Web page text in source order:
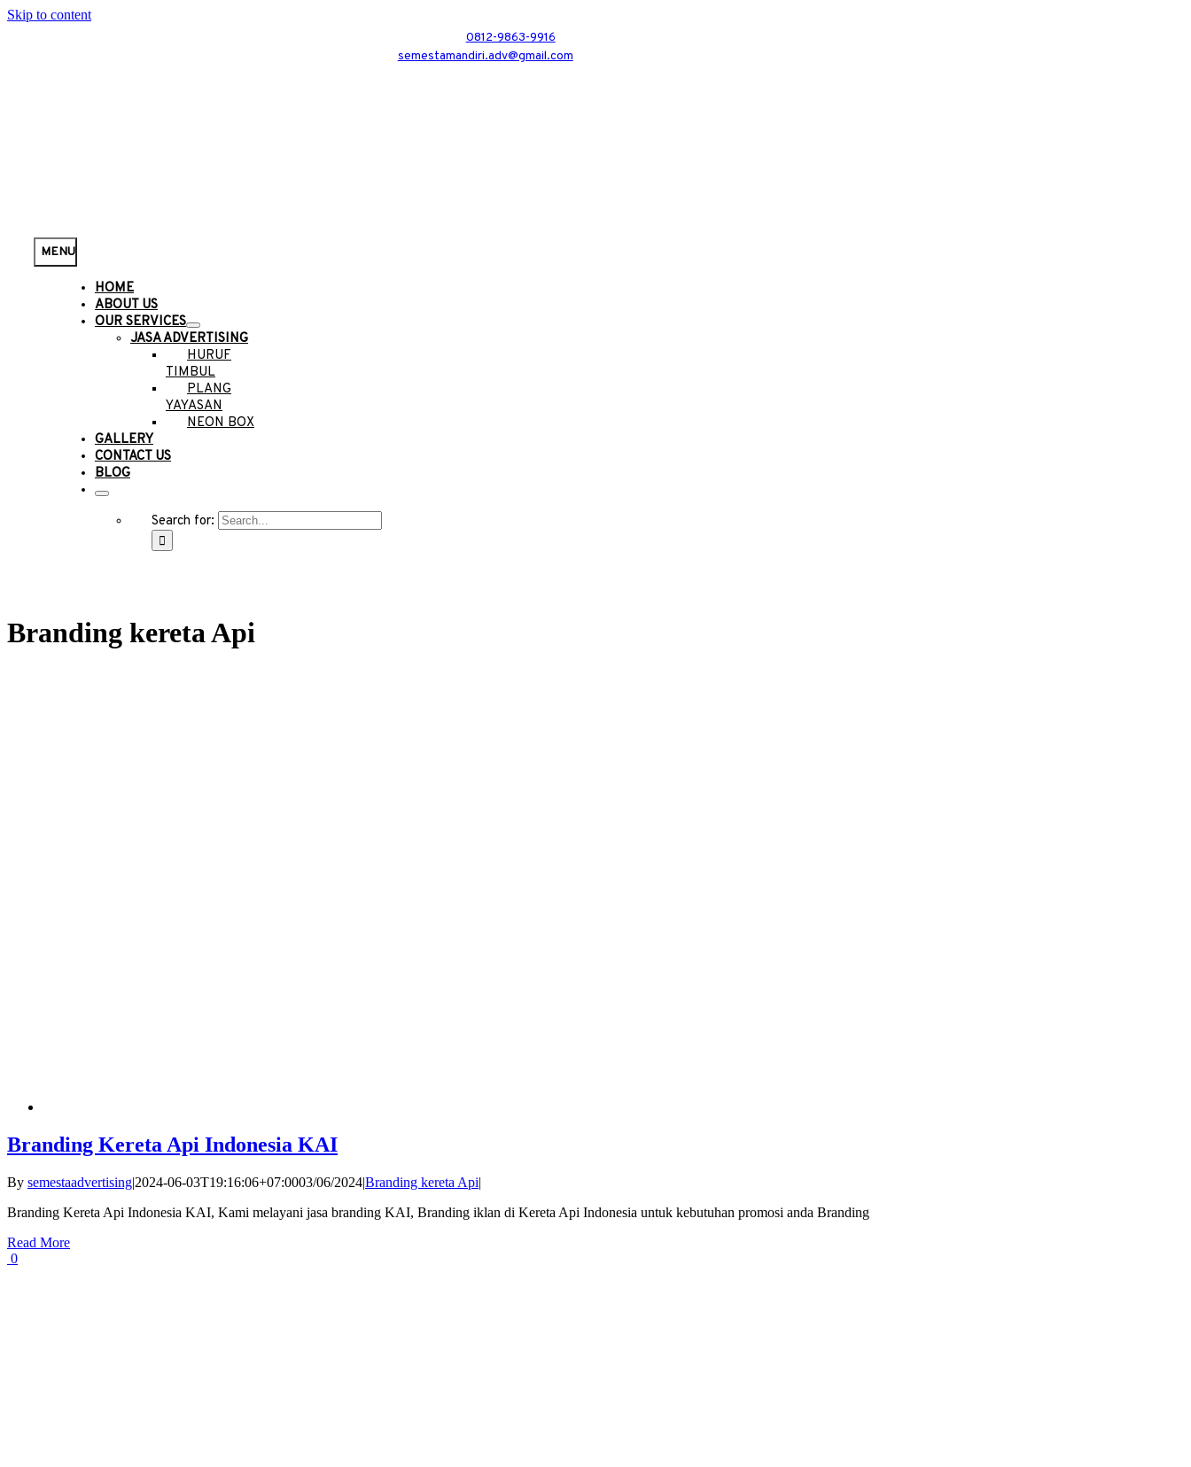
Skip to content
0812-9863-9916
semestamandiri.adv@gmail.com
MENU
HOME
ABOUT US
OUR SERVICES
JASA ADVERTISING
HURUF
TIMBUL
PLANG
YAYASAN
NEON BOX
GALLERY
CONTACT US
BLOG
Search for:
Branding kereta Api
Branding Kereta Api Indonesia KAI
By semestaadvertising|2024-06-03T19:16:06+07:0003/06/2024|Branding kereta Api|
Branding Kereta Api Indonesia KAI, Kami melayani jasa branding KAI, Branding iklan di Kereta Api Indonesia untuk kebutuhan promosi anda Branding
Read More
0